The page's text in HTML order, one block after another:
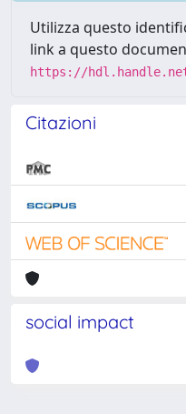
Utilizza questo
link a questo
https://
Citazioni
social impact